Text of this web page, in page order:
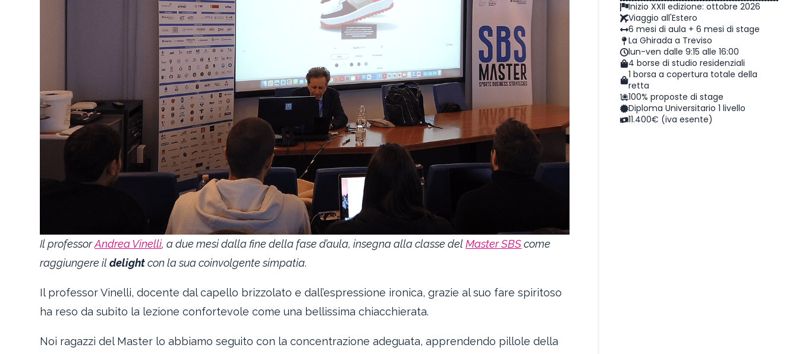
Il professorAndrea Vinelli, a due mesi dalla fine della fase d’aula, insegna alla classe delMaster SBScome
raggiungere ildelightcon la sua coinvolgente simpatia.
Il professor Vinelli, docente dal capello brizzolato e dall’espressione ironica, grazie al suo fare spiritoso
ha reso da subito la lezione confortevole come una bellissima chiacchierata.
Noi ragazzi del Master lo abbiamo seguito con la concentrazione adeguata, apprendendo pillole della
Inizio XXII edizione: ottobre 2026
Viaggio all'Estero
6 mesi di aula + 6 mesi di stage
La Ghirada a Treviso
lun-ven dalle 9:15 alle 16:00
4 borse di studio residenziali
1 borsa a copertura totale della
retta
100% proposte di stage
Diploma Universitario 1 livello
11.400€ (iva esente)